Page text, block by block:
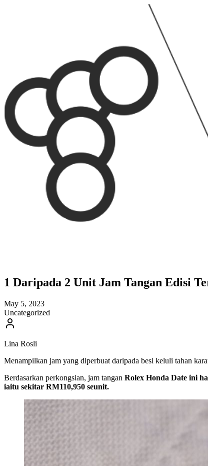
1 Daripada 2 Unit Jam Tangan Edisi
May 5, 2023
Uncategorized
Lina Rosli
Menampilkan jam yang diperbuat daripada besi keluli tahan
Berdasarkan perkongsian, jam tangan Rolex Honda Date ini
iaitu sekitar RM110,950 seunit.